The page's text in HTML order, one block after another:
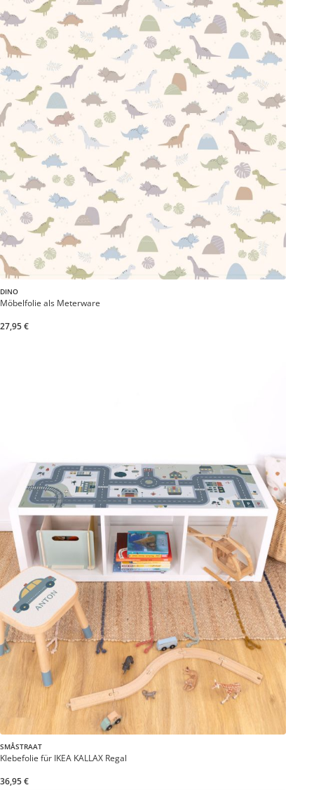
DINO
Möbelfolie als Meterware
27,95 €
SMÅSTRAAT
Klebefolie für IKEA KALLAX Regal
36,95 €